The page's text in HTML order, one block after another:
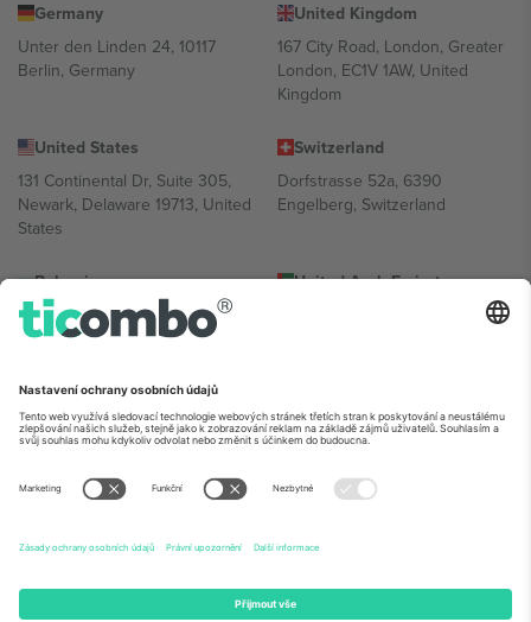
Germany
Unter den Linden 24, 10117
Berlin, Germany
United Kingdom
167 City Road, London, Greater
London, EC1V 1AW, United
Kingdom
United States
131 Continental Dr, Suite 305,
Newark, Delaware 19713, United
States
Switzerland
Dorfstrasse 52a, 6390
Engelberg, Switzerland
Bulgaria
Regus Sofia City West, bul
Totleben 53-55, 1606 Sofia,
United Arab Emirates
UAE Dubai Silicon Oasis, DDP
Mexico
Av Chapultepec 360, Roma
Norte, Cuauhtémoc, 06700
Ciudad de México, CDMX,
lokalitě, události a/nebo doméně. Podrobnosti najdete na konkrétní
stránce události,
Právní informaceaPodmínky.